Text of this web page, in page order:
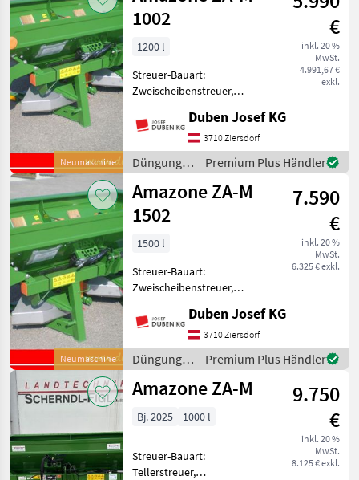
/ Amazone
Neumaschine
1002
€
inkl. 20 %
MwSt.
4.991,67 €
exkl.
1200 l
Streuer-Bauart:
Zweischeibenstreuer,
Betätigung,
Streumengenverstellung
Inkl. 1200 l Ist-Inhalt,
Streuscheiben,
Gittereinsatz, Gelenkwelle,
Rührw
Duben Josef KG
3710 Ziersdorf
Düngung
und
Beregnung
/ Amazone
Premium Plus Händler
Neumaschine
Amazone ZA-M
1502
7.590
€
inkl. 20 %
MwSt.
6.325 € exkl.
1500 l
Streuer-Bauart:
Zweischeibenstreuer,
Betätigung,
Streumengenverstellung
Ausstellungsmaschine inkl.
1.500 l Ist-Inhalt,
Streuscheiben, Gittereinsa
Duben Josef KG
3710 Ziersdorf
Düngung
und
Beregnung
Premium Plus Händler
Amazone ZA-M
9.750
€
inkl. 20 %
MwSt.
8.125 € exkl.
Bj. 2025 1000 l
Streuer-Bauart:
Tellerstreuer,